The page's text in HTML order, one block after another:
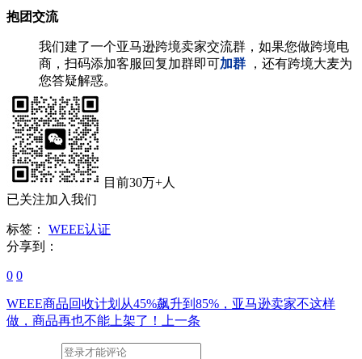
抱团交流
我们建了一个亚马逊跨境卖家交流群，如果您做跨境电
商，扫码添加客服回复加群即可加群
，还有跨境大麦为
您答疑解惑。
目前30万+人
已关注加入我们
标签：
WEEE认证
分享到：
0 0
WEEE商品回收计划从45%飙升到85%，亚马逊卖家不这样
做，商品再也不能上架了！
上一条